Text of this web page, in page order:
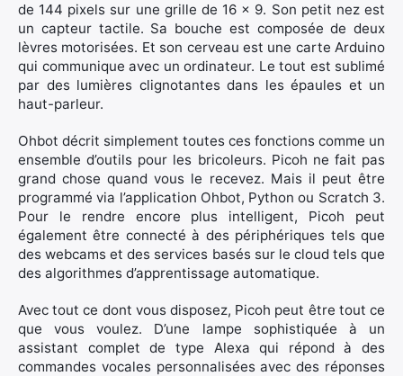
de 144 pixels sur une grille de 16 x 9. Son petit nez est
un capteur tactile. Sa bouche est composée de deux
lèvres motorisées. Et son cerveau est une carte Arduino
qui communique avec un ordinateur. Le tout est sublimé
par des lumières clignotantes dans les épaules et un
haut-parleur.
Ohbot décrit simplement toutes ces fonctions comme un
ensemble d’outils pour les bricoleurs. Picoh ne fait pas
grand chose quand vous le recevez. Mais il peut être
programmé via l’application Ohbot, Python ou Scratch 3.
Pour le rendre encore plus intelligent, Picoh peut
également être connecté à des périphériques tels que
des webcams et des services basés sur le cloud tels que
des algorithmes d’apprentissage automatique.
Avec tout ce dont vous disposez, Picoh peut être tout ce
que vous voulez. D’une lampe sophistiquée à un
assistant complet de type Alexa qui répond à des
commandes vocales personnalisées avec des réponses
×